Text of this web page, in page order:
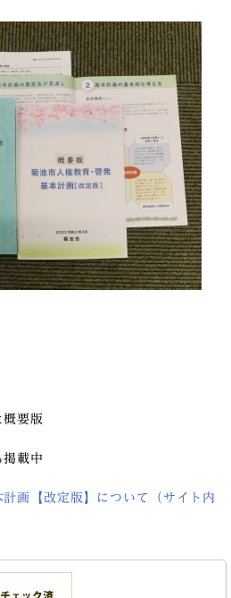
概要版
載中
画【改定版】について（サイト内